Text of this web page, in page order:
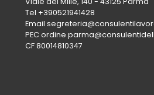
Tel +390521941428
Email
PEC
CF 80014810347